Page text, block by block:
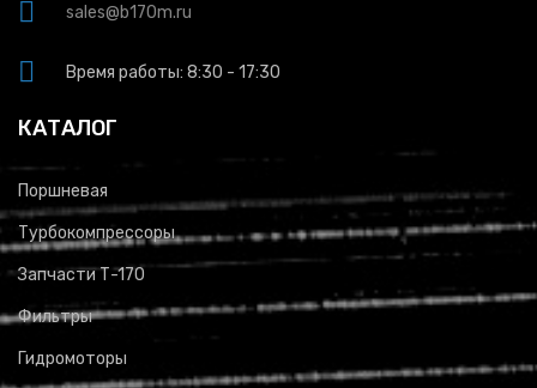
sales@b170m.ru
Время работы: 8:30 - 17:30
КАТАЛОГ
Поршневая
Турбокомпрессоры
Запчасти Т-170
Фильтры
Гидромоторы